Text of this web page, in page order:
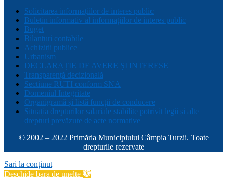
Solicitarea informațiilor de interes public
Buletin informativ al informațiilor de interes public
Buget
Bilanțuri contabile
Achiziții publice
Urbanism
DECLARAȚIE DE AVERE ȘI INTERESE
Transparență decizională
Sectiune RUTI conform SNA
Domeniul Integritate
Organigramă și listă funcții de conducere
Situația drepturilor salariale stabilite potrivit legii și alte
drepturi prevăzute de acte normative
© 2002 – 2022 Primăria Municipiului Câmpia Turzii. Toate
drepturile rezervate
Sari la conținut
Deschide bara de unelte